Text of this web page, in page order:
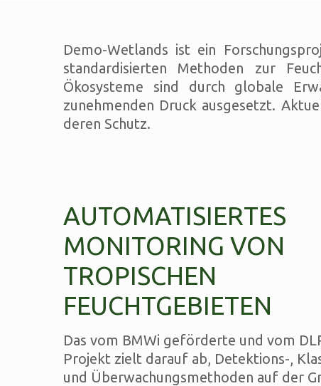
Demo-Wetlands ist ein
standardisierten Methoden zur
Ökosysteme sind durch globale
zunehmenden Druck ausgesetzt.
deren Schutz.
AUTOMATISIERTES
MONITORING VON
TROPISCHEN
FEUCHTGEBIETEN
Das vom BMWi geförderte und vom
Projekt zielt darauf ab, Detektions-,
und Überwachungsmethoden auf der